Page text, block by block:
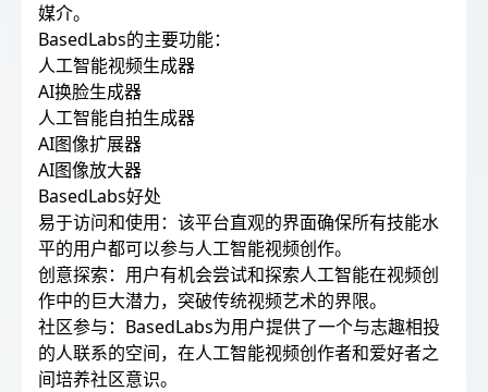
媒介。
BasedLabs的主要功能：
人工智能视频生成器
AI换脸生成器
人工智能自拍生成器
AI图像扩展器
AI图像放大器
BasedLabs好处
易于访问和使用：该平台直观的界面确保所有技能水
平的用户都可以参与人工智能视频创作。
创意探索：用户有机会尝试和探索人工智能在视频创
作中的巨大潜力，突破传统视频艺术的界限。
社区参与：BasedLabs为用户提供了一个与志趣相投
的人联系的空间，在人工智能视频创作者和爱好者之
间培养社区意识。